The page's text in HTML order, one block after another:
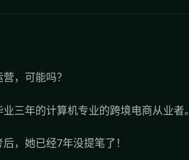
，可能吗？
三年的计算机专业的跨境电商从业者
，她已经7年没提笔了！